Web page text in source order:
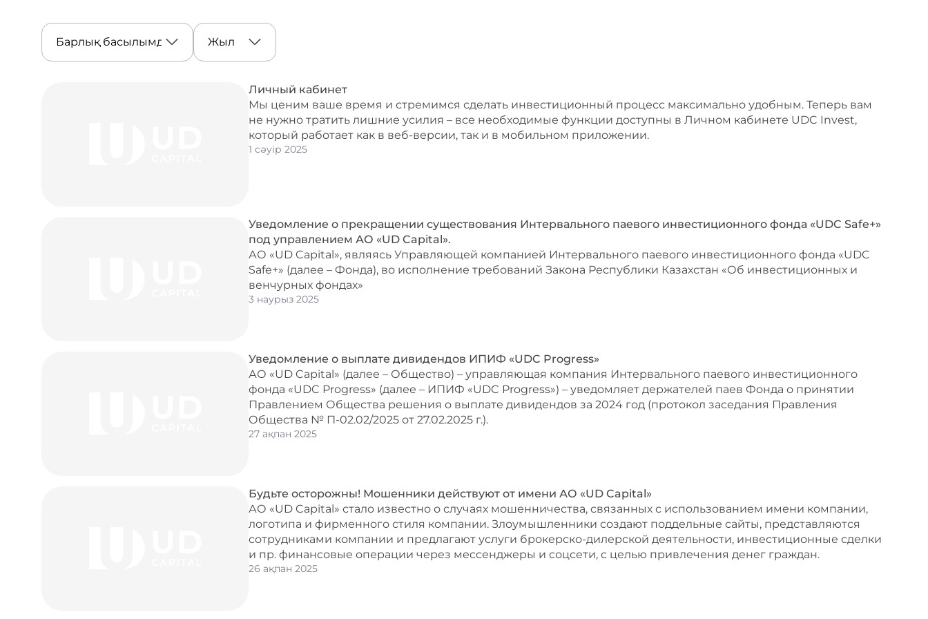
Личный кабинет
Мы ценим ваше время и стремимся сделать инвестиционный процесс максимально удобным. Теперь вам
не нужно тратить лишние усилия – все необходимые функции доступны в Личном кабинете UDC Invest,
который работает как в веб-версии, так и в мобильном приложении.
1 сәуір 2025
Уведомление о прекращении существования Интервального паевого инвестиционного фонда «UDC Safe+»
под управлением АО «UD Capital».
АО «UD Capital», являясь Управляющей компанией Интервального паевого инвестиционного фонда «UDC
Safe+» (далее – Фонда), во исполнение требований Закона Республики Казахстан «Об инвестиционных и
венчурных фондах»
3 наурыз 2025
Уведомление о выплате дивидендов ИПИФ «UDC Progress»
АО «UD Capital» (далее – Общество) – управляющая компания Интервального паевого инвестиционного
фонда «UDC Progress» (далее – ИПИФ «UDC Progress») – уведомляет держателей паев Фонда о принятии
Правлением Общества решения о выплате дивидендов за 2024 год (протокол заседания Правления
Общества № П-02.02/2025 от 27.02.2025 г.).
27 ақпан 2025
Будьте осторожны! Мошенники действуют от имени АО «UD Capital»
АО «UD Capital» стало известно о случаях мошенничества, связанных с использованием имени компании,
логотипа и фирменного стиля компании. Злоумышленники создают поддельные сайты, представляются
сотрудниками компании и предлагают услуги брокерско-дилерской деятельности, инвестиционные сделки
и пр. финансовые операции через мессенджеры и соцсети, с целью привлечения денег граждан.
26 ақпан 2025